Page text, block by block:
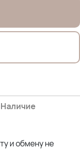
Наличие
и обмену не